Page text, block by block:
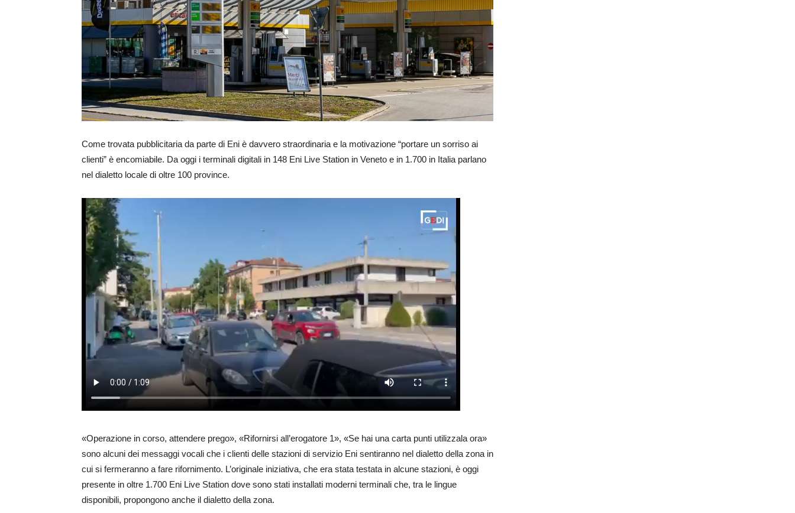
Come trovata pubblicitaria da parte di Eni è davvero straordinaria e la motivazione “portare un sorriso ai
clienti” è encomiabile. Da oggi i terminali digitali in 148 Eni Live Station in Veneto e in 1.700 in Italia parlano
nel dialetto locale di oltre 100 province.
«Operazione in corso, attendere prego», «Rifornirsi all’erogatore 1», «Se hai una carta punti utilizzala ora»
sono alcuni dei messaggi vocali che i clienti delle stazioni di servizio Eni sentiranno nel dialetto della zona in
cui si fermeranno a fare rifornimento. L’originale iniziativa, che era stata testata in alcune stazioni, è oggi
presente in oltre 1.700 Eni Live Station dove sono stati installati moderni terminali che, tra le lingue
disponibili, propongono anche il dialetto della zona.